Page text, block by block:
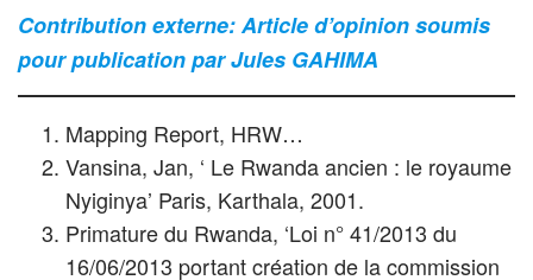
Contribution externe: Article d’opinion soumis
pour publication par Jules GAHIMA
Mapping Report, HRW…
Vansina, Jan, ‘ Le Rwanda ancien : le royaume
Nyiginya’ Paris, Karthala, 2001.
Primature du Rwanda, ‘Loi n° 41/2013 du
16/06/2013 portant création de la commission